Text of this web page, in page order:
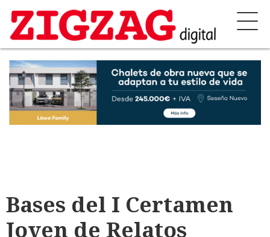
Bases del I Certamen
Joven de Relatos